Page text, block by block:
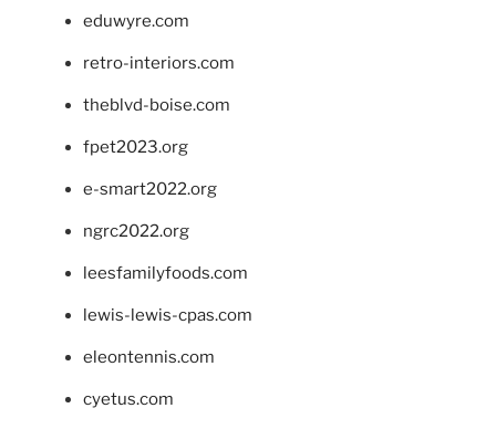
eduwyre.com
retro-interiors.com
theblvd-boise.com
fpet2023.org
e-smart2022.org
ngrc2022.org
leesfamilyfoods.com
lewis-lewis-cpas.com
eleontennis.com
cyetus.com